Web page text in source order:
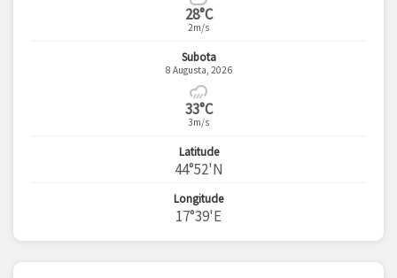
28°C
2m/s
Subota
8 Augusta, 2026
33°C
3m/s
Latitude
44°52'N
Longitude
17°39'E